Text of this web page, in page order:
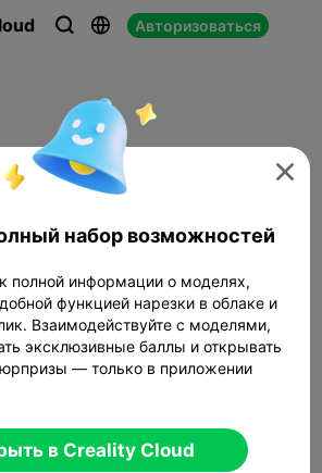
  Авторизоваться

набор возможностей
полной информации о моделях,
функцией нарезки в облаке и
Взаимодействуйте с моделями,
эксклюзивные баллы и открывать
— только в приложении
в Creality Cloud